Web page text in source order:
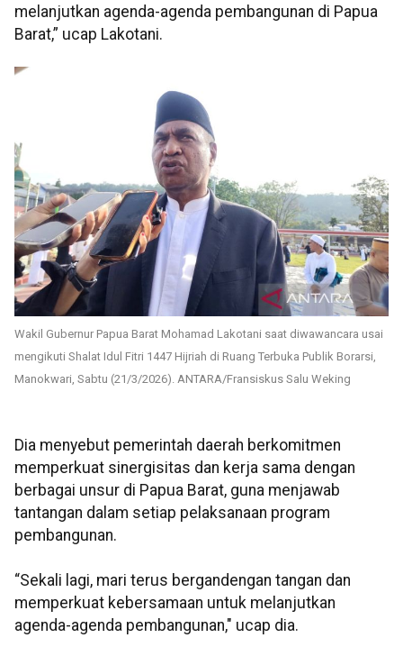
melanjutkan agenda-agenda pembangunan di Papua
Barat,” ucap Lakotani.
Wakil Gubernur Papua Barat Mohamad Lakotani saat diwawancara usai
mengikuti Shalat Idul Fitri 1447 Hijriah di Ruang Terbuka Publik Borarsi,
Manokwari, Sabtu (21/3/2026). ANTARA/Fransiskus Salu Weking
Dia menyebut pemerintah daerah berkomitmen
memperkuat sinergisitas dan kerja sama dengan
berbagai unsur di Papua Barat, guna menjawab
tantangan dalam setiap pelaksanaan program
pembangunan.
“Sekali lagi, mari terus bergandengan tangan dan
memperkuat kebersamaan untuk melanjutkan
agenda-agenda pembangunan," ucap dia.